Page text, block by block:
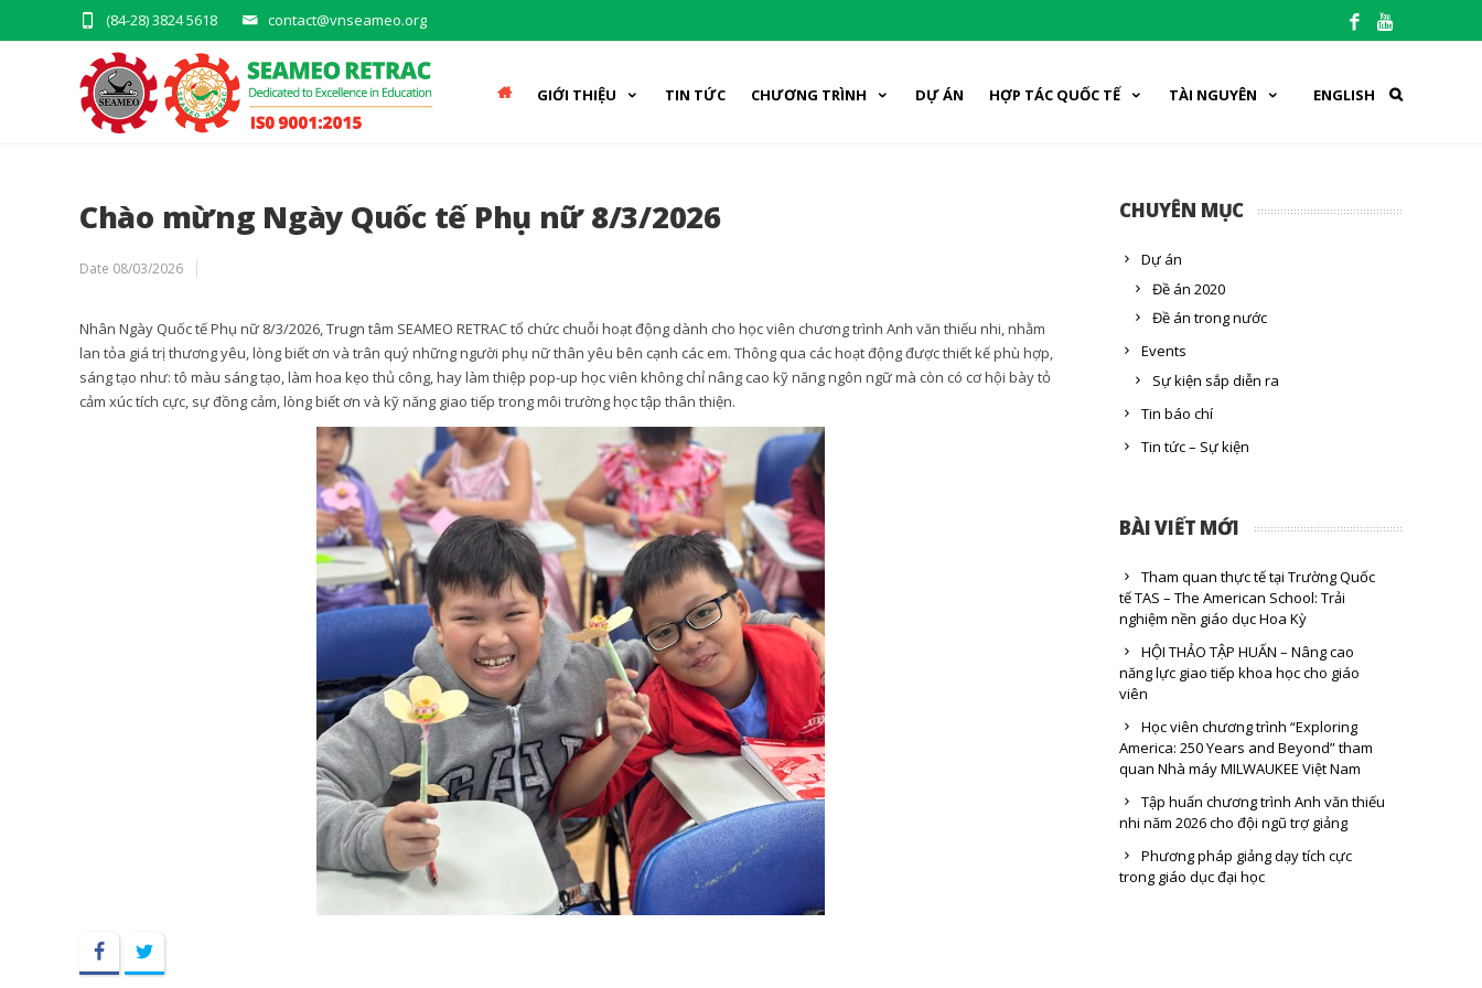
contact@vnseameo.org
(84-28) 3824 5618
GIỚI THIỆU TIN TỨC CHƯƠNG TRÌNH DỰ ÁN HỢP TÁC QUỐC TẾ TÀI NGUYÊN ENGLISH
Chào mừng Ngày Quốc tế Phụ nữ 8/3/2026
Date 08/03/2026
Nhân Ngày Quốc tế Phụ nữ 8/3/2026, Trugn tâm SEAMEO RETRAC tổ chức chuỗi hoạt động dành cho học viên chương trình Anh văn thiếu nhi, nhằm
lan tỏa giá trị thương yêu, lòng biết ơn và trân quý những người phụ nữ thân yêu bên cạnh các em. Thông qua các hoạt động được thiết kế phù hợp,
sáng tạo như: tô màu sáng tạo, làm hoa kẹo thủ công, hay làm thiệp pop-up học viên không chỉ nâng cao kỹ năng ngôn ngữ mà còn có cơ hội bày tỏ
cảm xúc tích cực, sự đồng cảm, lòng biết ơn và kỹ năng giao tiếp trong môi trường học tập thân thiện.
Facebook
CHUYÊN MỤC
Dự án
Đề án 2020
Đề án trong nước
Events
Sự kiện sắp diễn ra
Tin báo chí
Tin tức – Sự kiện
BÀI VIẾT MỚI
Tham quan thực tế tại Trường Quốc
tế TAS – The American School: Trải
nghiệm nền giáo dục Hoa Kỳ
HỘI THẢO TẬP HUẤN – Nâng cao
năng lực giao tiếp khoa học cho giáo
viên
Học viên chương trình “Exploring
America: 250 Years and Beyond” tham
quan Nhà máy MILWAUKEE Việt Nam
Tập huấn chương trình Anh văn thiếu
nhi năm 2026 cho đội ngũ trợ giảng
Phương pháp giảng dạy tích cực
trong giáo dục đại học